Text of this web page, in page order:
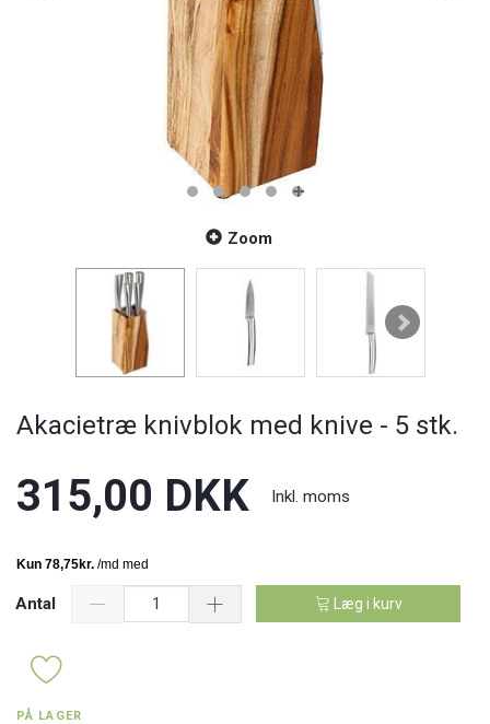
Zoom
Akacietræ knivblok med knive - 5 stk.
315,00 DKK Inkl. moms
Antal Læg i kurv
PÅ LAGER